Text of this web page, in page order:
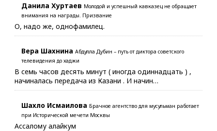
Данила Хуртаев Молодой и успешный кавказец не обращает
внимания на награды. Призвание
О, надо же, однофамилец.
Вера Шахнина Абдулла Дубин – путь от диктора советского
телевидения до хаджи
В семь часов десять минут ( иногда одиннадцать ) ,
начиналась передача из Казани . И начин…
Шахло Исмаилова Брачное агентство для мусульман работает
при Исторической мечети Москвы
Ассалому алайкум